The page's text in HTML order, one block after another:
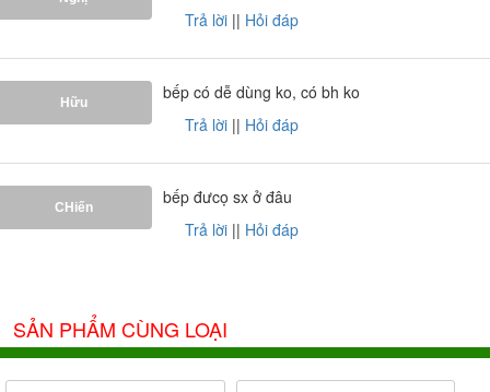
Ảnh giấy chứng nhận Nội Thất Phương Đông là đại lý
cấp I của thương hiệu Catado công ty Cata cung cấp
Trả lời || Hỏi đáp
Hữu
bếp có dễ dùng ko, có bh ko
Trả lời || Hỏi đáp
CHiến
bếp đưcọ sx ở đâu
Trả lời || Hỏi đáp
SẢN PHẨM CÙNG LOẠI